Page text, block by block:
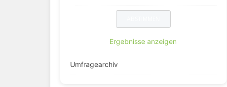
Ergebnisse anzeigen
Umfragearchiv